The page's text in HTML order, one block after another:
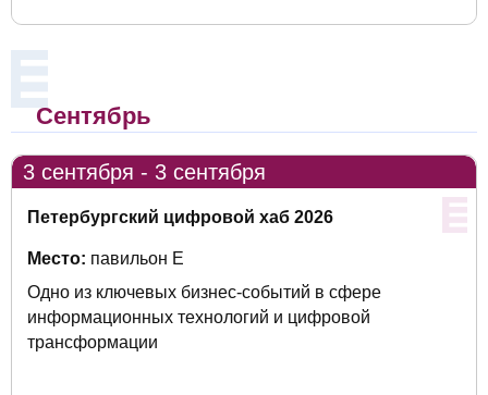
Сентябрь
3 сентября - 3 сентября
Петербургский цифровой хаб 2026
Место: павильон Е
Одно из ключевых бизнес-событий в сфере
информационных технологий и цифровой
трансформации